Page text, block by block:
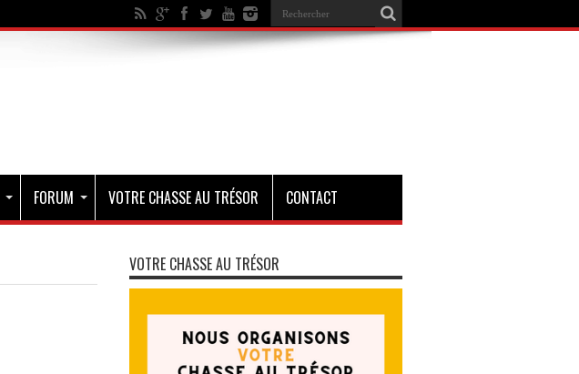
FORUM VOTRE CHASSE AU TRÉSOR CONTACT
VOTRE CHASSE AU TRÉSOR